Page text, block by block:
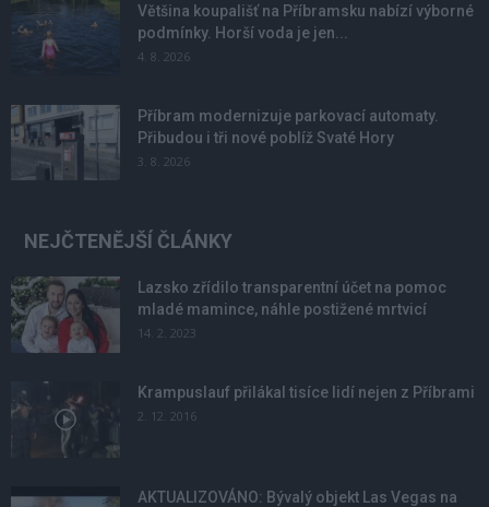
Většina koupališť na Příbramsku nabízí výborné
podmínky. Horší voda je jen...
4. 8. 2026
Příbram modernizuje parkovací automaty.
Přibudou i tři nové poblíž Svaté Hory
3. 8. 2026
NEJČTENĚJŠÍ ČLÁNKY
Lazsko zřídilo transparentní účet na pomoc
mladé mamince, náhle postižené mrtvicí
14. 2. 2023
Krampuslauf přilákal tisíce lidí nejen z Příbrami
2. 12. 2016
AKTUALIZOVÁNO: Bývalý objekt Las Vegas na